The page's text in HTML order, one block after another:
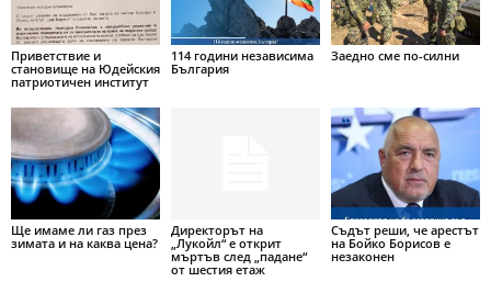
Приветствие и
становище на Юдейския
патриотичен институт
114 години независима
България
Заедно сме по-силни
Ще имаме ли газ през
зимата и на каква цена?
Директорът на
„Лукойл“ е открит
мъртъв след „падане“
от шестия етаж
Съдът реши, че арестът
на Бойко Борисов е
незаконен